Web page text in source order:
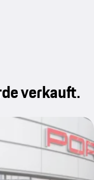
verkauft.